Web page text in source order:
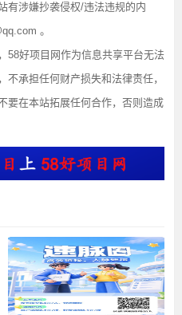
有涉嫌抄袭侵权/违法违规的内
。
58好项目网作为信息共享平台无法
承担任何财产损失和法律责任，
要在本站拓展任何合作，否则造成